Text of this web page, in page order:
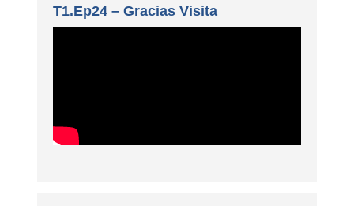
T1.Ep24 – Gracias Visita